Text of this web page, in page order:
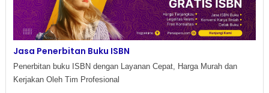
Jasa Penerbitan Buku ISBN
Penerbitan buku ISBN dengan Layanan Cepat, Harga Murah dan
Kerjakan Oleh Tim Profesional